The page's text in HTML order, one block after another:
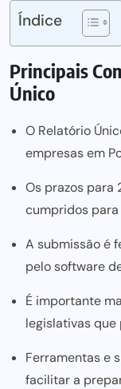
Índice
Principais
Único
O Relatório
empresas em
Os prazos para
cumpridos
A submissão é
pelo software
É importante
legislativas
Ferramentas e
facilitar a